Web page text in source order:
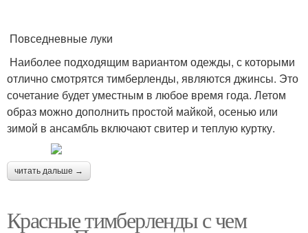
Повседневные луки
Наиболее подходящим вариантом одежды, с которыми
отлично смотрятся тимберленды, являются джинсы. Это
сочетание будет уместным в любое время года. Летом
образ можно дополнить простой майкой, осенью или
зимой в ансамбль включают свитер и теплую куртку.
читать дальше →
Красные тимберленды с чем